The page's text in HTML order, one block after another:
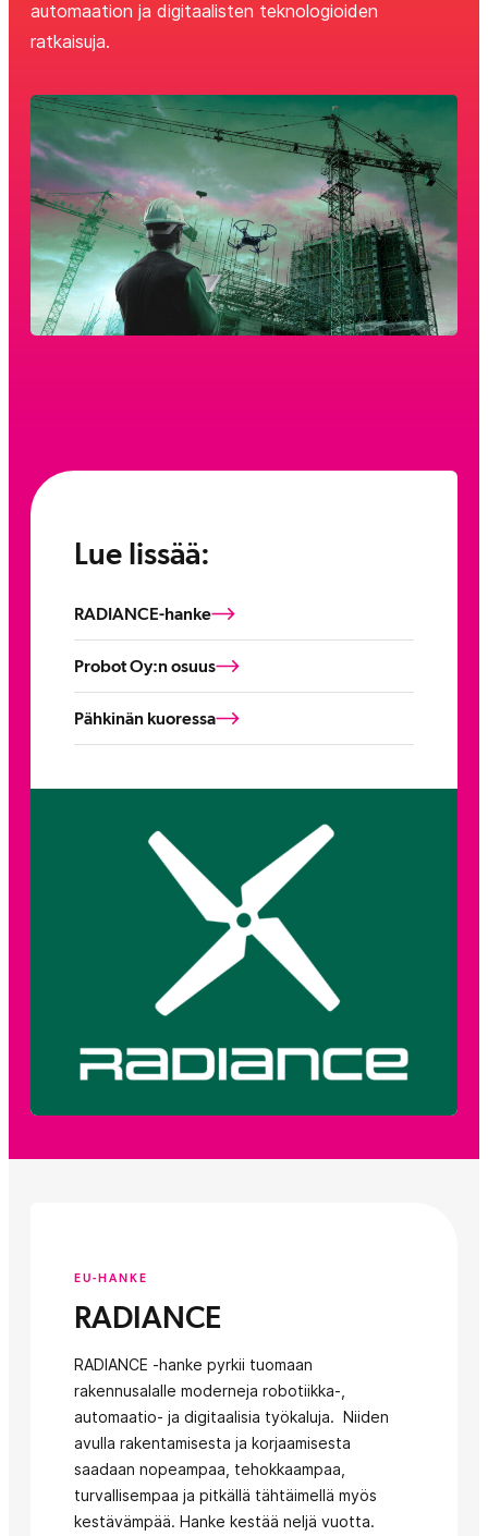
automaation ja digitaalisten teknologioiden
ratkaisuja.
Lue lissää:
RADIANCE-hanke
Probot Oy:n osuus
Pähkinän kuoressa
EU-HANKE
RADIANCE
RADIANCE -hanke pyrkii tuomaan
rakennusalalle moderneja robotiikka-,
automaatio- ja digitaalisia työkaluja. Niiden
avulla rakentamisesta ja korjaamisesta
saadaan nopeampaa, tehokkaampaa,
turvallisempaa ja pitkällä tähtäimellä myös
kestävämpää. Hanke kestää neljä vuotta.